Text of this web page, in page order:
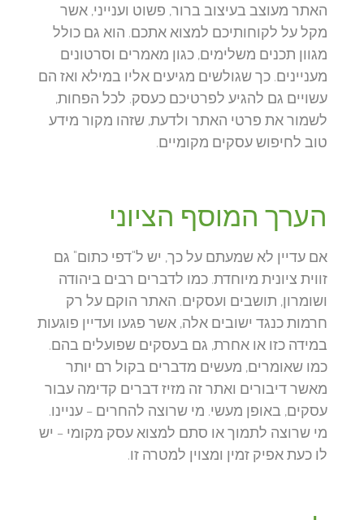
האתר מעוצב בעיצוב ברור, פשוט וענייני, אשר
מקל על לקוחותיכם למצוא אתכם. הוא גם כולל
מגוון תכנים משלימים, כגון מאמרים וסרטונים
מעניינים. כך שגולשים מגיעים אליו במילא ואז הם
עשויים גם להגיע לפרטיכם כעסק. לכל הפחות,
לשמור את פרטי האתר ולדעת, שזהו מקור מידע
טוב לחיפוש עסקים מקומיים.
הערך המוסף הציוני
אם עדיין לא שמעתם על כך, יש ל"דפי כתום" גם
זווית ציונית מיוחדת. כמו לדברים רבים ביהודה
ושומרון, תושבים ועסקים. האתר הוקם על רק
חרמות כנגד ישובים אלה, אשר פגעו ועדיין פוגעות
במידה כזו או אחרת, גם בעסקים שפועלים בהם.
כמו שאומרים, מעשים מדברים בקול רם יותר
מאשר דיבורים ואתר זה מזיז דברים קדימה עבור
עסקים, באופן מעשי. מי שרוצה להחרים – עניינו.
מי שרוצה לתמוך או סתם למצוא עסק מקומי – יש
לו כעת אפיק זמין ומצוין למטרה זו.